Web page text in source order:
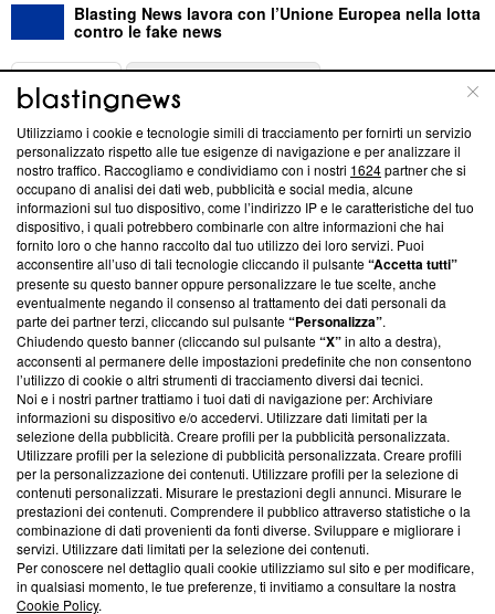
Blasting News lavora con l’Unione Europea nella lotta
contro le fake news
ABOUT
Questa sezione offre informazioni trasparenti su Blasting
News, sui nostri processi editoriali e su come ci impegniamo a
creare news di qualità. Inoltre, afferma la nostra aderenza a
‘Trust Project - News with Integrity’Blasting News non è
ancora membro del programma, ma ha richiesto di farne
parte; Trust Project non ha ancora effettuato una verifica di
conformità agli standard.
Su di noi
Team editoriale
Corporate
Redazione
Informativa Privacy
Cookie Policy
Blasting SA, IDI CHE-247.845.224, Via Carlo Frasca, 3 - 6900
Lugano (Svizzera) Tel:+39 0690258937
Utilizziamo i cookie e tecnologie simili di tracciamento per fornirti un servizio
personalizzato rispetto alle tue esigenze di navigazione e per analizzare il
nostro traffico. Raccogliamo e condividiamo con i nostri 1624partner che si
occupano di analisi dei dati web, pubblicità e social media, alcune
informazioni sul tuo dispositivo, come l’indirizzo IP e le caratteristiche del tuo
dispositivo, i quali potrebbero combinarle con altre informazioni che hai
fornito loro o che hanno raccolto dal tuo utilizzo dei loro servizi. Puoi
acconsentire all’uso di tali tecnologie cliccando il pulsante“Accetta tutti”
presente su questo banner oppure personalizzare le tue scelte, anche
eventualmente negando il consenso al trattamento dei dati personali da
parte dei partner terzi, cliccando sul pulsante“Personalizza”.
Chiudendo questo banner (cliccando sul pulsante“X”in alto a destra),
acconsenti al permanere delle impostazioni predefinite che non consentono
l’utilizzo di cookie o altri strumenti di tracciamento diversi dai tecnici.
Noi e i nostri partner trattiamo i tuoi dati di navigazione per: Archiviare
informazioni su dispositivo e/o accedervi. Utilizzare dati limitati per la
selezione della pubblicità. Creare profili per la pubblicità personalizzata.
Utilizzare profili per la selezione di pubblicità personalizzata. Creare profili
per la personalizzazione dei contenuti. Utilizzare profili per la selezione di
contenuti personalizzati. Misurare le prestazioni degli annunci. Misurare le
prestazioni dei contenuti. Comprendere il pubblico attraverso statistiche o la
combinazione di dati provenienti da fonti diverse. Sviluppare e migliorare i
servizi. Utilizzare dati limitati per la selezione dei contenuti.
Per conoscere nel dettaglio quali cookie utilizziamo sul sito e per modificare,
in qualsiasi momento, le tue preferenze, ti invitiamo a consultare la nostra
Cookie Policy.